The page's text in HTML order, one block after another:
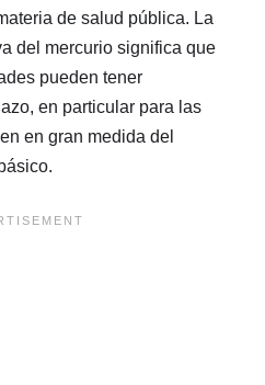
de salud pública. La
del mercurio significa que
pueden tener
en particular para las
en gran medida del